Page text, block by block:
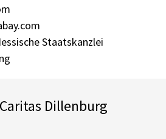
Staatskanzlei
Dillenburg